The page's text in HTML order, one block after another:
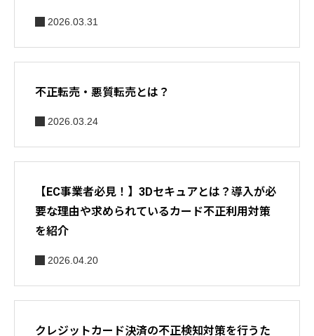
2026.03.31
不正転売・悪質転売とは？
2026.03.24
【EC事業者必見！】3Dセキュアとは？導入が必
要な理由や求められているカード不正利用対策
を紹介
2026.04.20
クレジットカード決済の不正検知対策を行うた